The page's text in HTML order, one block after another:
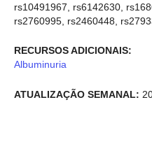
rs10491967, rs6142630,
rs2760995, rs2460448,
RECURSOS ADICIONAIS:
Albuminuria
ATUALIZAÇÃO SEMANAL: